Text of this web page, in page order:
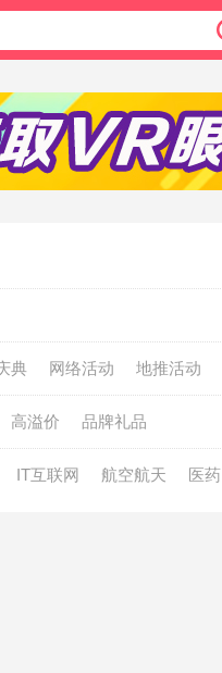
典 网络活动 地推活动
高溢价 品牌礼品
IT互联网 航空航天 医药